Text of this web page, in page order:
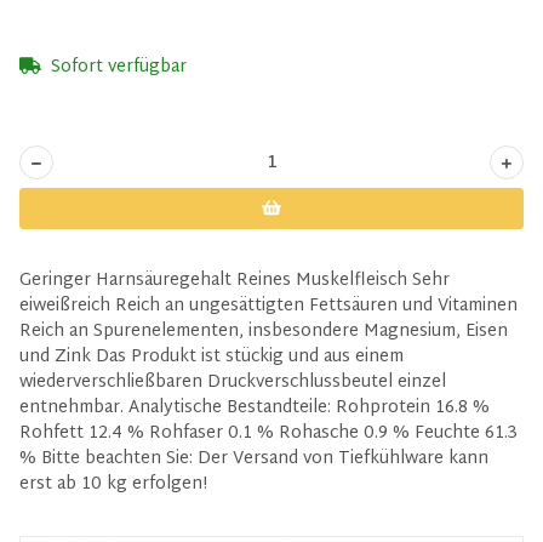
Sofort verfügbar
Geringer Harnsäuregehalt Reines Muskelfleisch Sehr
eiweißreich Reich an ungesättigten Fettsäuren und Vitaminen
Reich an Spurenelementen, insbesondere Magnesium, Eisen
und Zink Das Produkt ist stückig und aus einem
wiederverschließbaren Druckverschlussbeutel einzel
entnehmbar. Analytische Bestandteile: Rohprotein 16.8 %
Rohfett 12.4 % Rohfaser 0.1 % Rohasche 0.9 % Feuchte 61.3
% Bitte beachten Sie: Der Versand von Tiefkühlware kann
erst ab 10 kg erfolgen!